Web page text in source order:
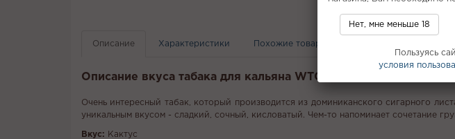
Описание Характеристики Похожие товары
Описание вкуса табака для кальяна WTO DOMINICANA -
Очень интересный табак, который производится из доминиканского сигарного
уникальным вкусом - сладкий, сочный, кисловатый. Чем-то напоминает сочетание
Вкус: Кактус
Нет, мне меньше 18
Пользуясь
условия